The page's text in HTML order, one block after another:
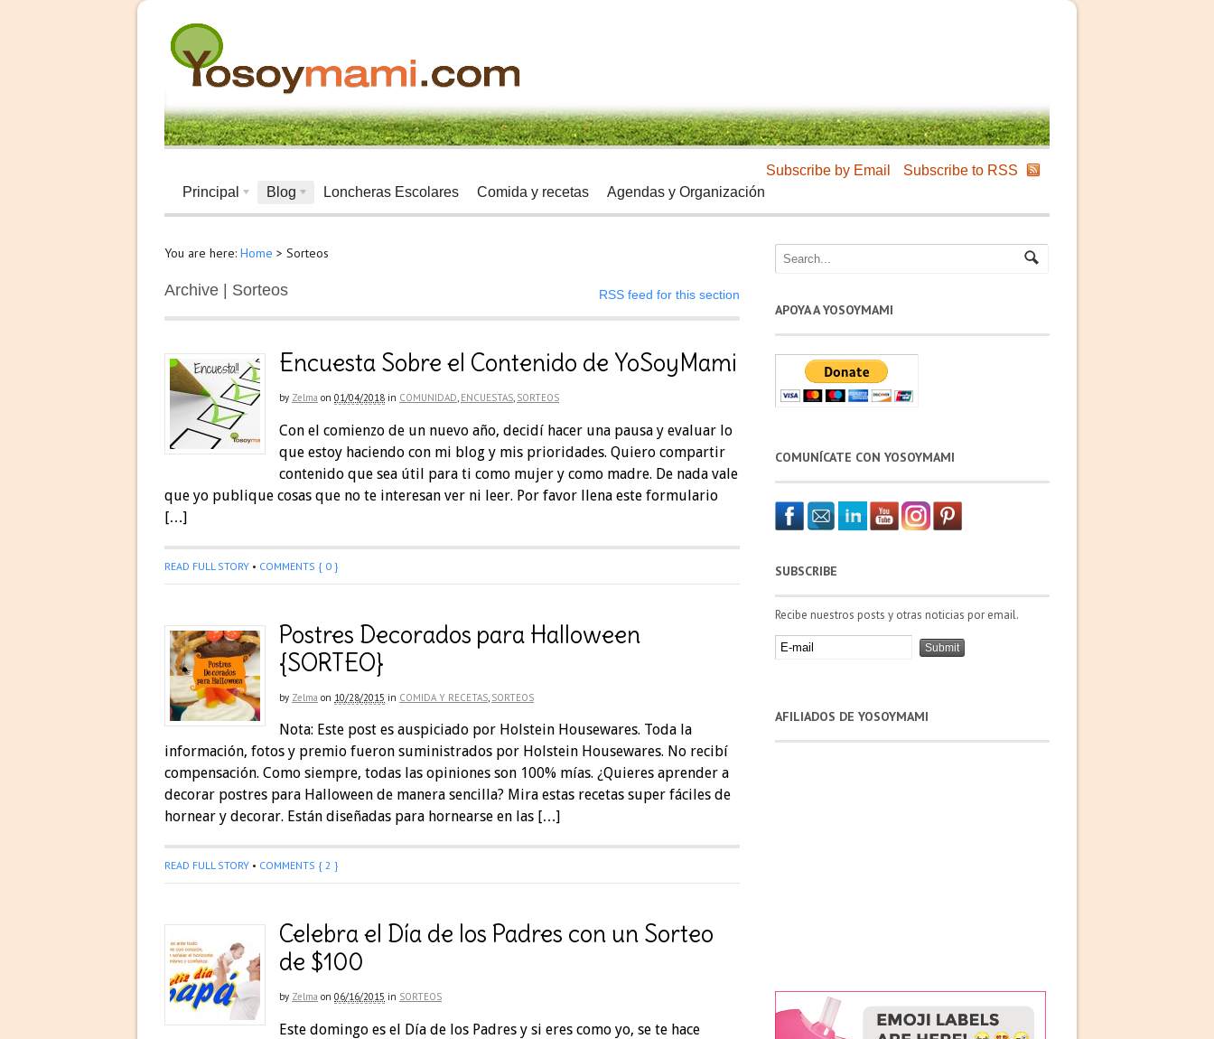
Subscribe by Email
Subscribe to RSS
Principal
Blog Loncheras Escolares Comida y recetas Agendas y Organización
You are here: Home > Sorteos
Archive | Sorteos RSS feed for this section
Encuesta Sobre el Contenido de YoSoyMami
by Zelma on 01/04/2018 in COMUNIDAD, ENCUESTAS, SORTEOS
Con el comienzo de un nuevo año, decidí hacer una pausa y evaluar lo
que estoy haciendo con mi blog y mis prioridades. Quiero compartir
contenido que sea útil para ti como mujer y como madre. De nada vale
que yo publique cosas que no te interesan ver ni leer. Por favor llena este formulario
[…]
READ FULL STORY • COMMENTS { 0 }
Postres Decorados para Halloween
{SORTEO}
by Zelma on 10/28/2015 in COMIDA Y RECETAS SORTEOS
Nota: Este post es auspiciado por Holstein Housewares. Toda la
información, fotos y premio fueron suministrados por Holstein Housewares. No recibí
compensación. Como siempre, todas las opiniones son 100% mías. ¿Quieres aprender a
decorar postres para Halloween de manera sencilla? Mira estas recetas super fáciles de
hornear y decorar. Están diseñadas para hornearse en las […]
READ FULL STORY • COMMENTS { 2 }
Celebra el Día de los Padres con un Sorteo
de $100
by Zelma on 06/16/2015 in SORTEOS
Este domingo es el Día de los Padres y si eres como yo, se te hace
APOYA A YOSOYMAMI
COMUNÍCATE CON YOSOYMAMI
SUBSCRIBE
Recibe nuestros posts y otras noticias por email.
AFILIADOS DE YOSOYMAMI